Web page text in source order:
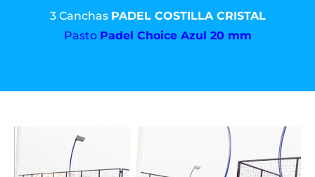
3 Canchas PADEL COSTILLA CRISTAL
Pasto Padel Choice Azul 20 mm